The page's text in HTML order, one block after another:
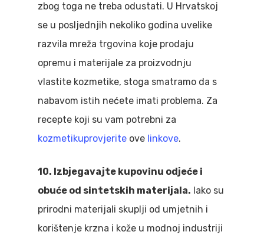
zbog toga ne treba odustati. U Hrvatskoj
se u posljednjih nekoliko godina uvelike
razvila mreža trgovina koje prodaju
opremu i materijale za proizvodnju
vlastite kozmetike, stoga smatramo da s
nabavom istih nećete imati problema. Za
recepte koji su vam potrebni za
kozmetikuprovjerite ove linkove.
10. Izbjegavajte kupovinu odjeće i
obuće od sintetskih materijala. Iako su
prirodni materijali skuplji od umjetnih i
korištenje krzna i kože u modnoj industriji